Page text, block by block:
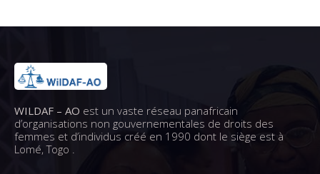
WILDAF – AO est un vaste réseau panafricain
d’organisations non gouvernementales de droits des
femmes et d’individus créé en 1990 dont le siège est à
Lomé, Togo .